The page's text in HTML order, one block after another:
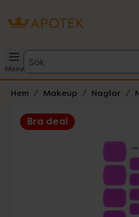
Meny
Sök
Hem Makeup Naglar
Bra deal
Lista: . Innehåller